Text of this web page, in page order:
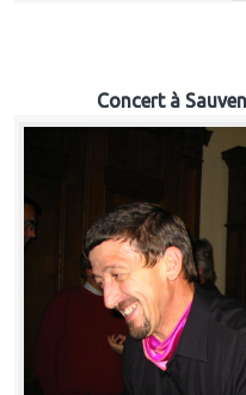
Concert à